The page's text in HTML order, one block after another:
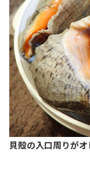
貝殻の入口周りが